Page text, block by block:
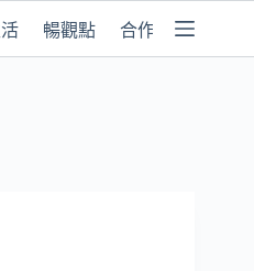
暢觀點 合作媒體